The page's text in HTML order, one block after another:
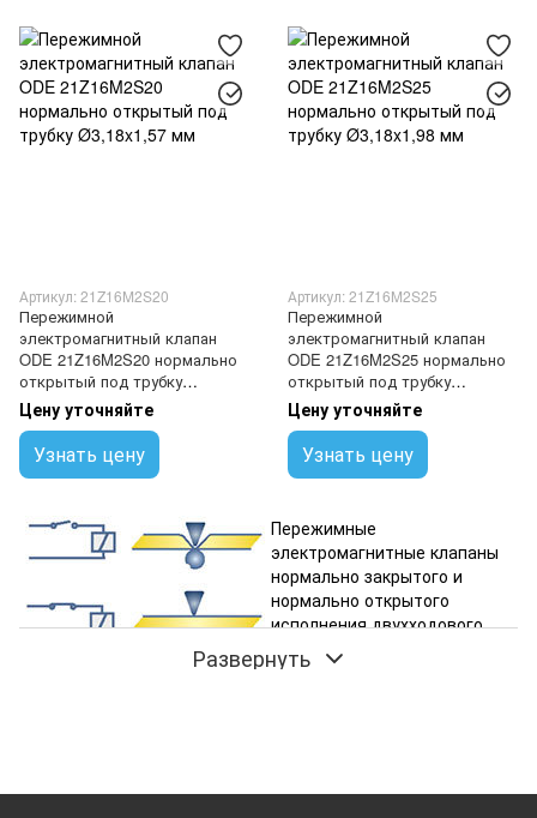
Артикул: 21Z16M2S20
Пережимной
электромагнитный клапан
ODE 21Z16M2S20 нормально
открытый под трубку
Ø3,18x1,57 мм
Цену уточняйте
Узнать цену
Артикул: 21Z16M2S25
Пережимной
электромагнитный клапан
ODE 21Z16M2S25 нормально
открытый под трубку
Ø3,18x1,98 мм
Цену уточняйте
Узнать цену
Пережимные
электромагнитные клапаны
нормально закрытого и
нормально открытого
исполнения двухходового
типа применяются для
автоматического перекрытия потоков агрессивных или
без возмущений потока и застойных зон. При этом
Развернуть